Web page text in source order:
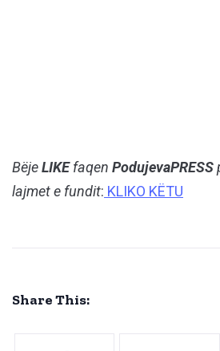
BëjeLIKEfaqen PodujevaPRESS
lajmet e fundit: KLIKO KËTU
Share This: